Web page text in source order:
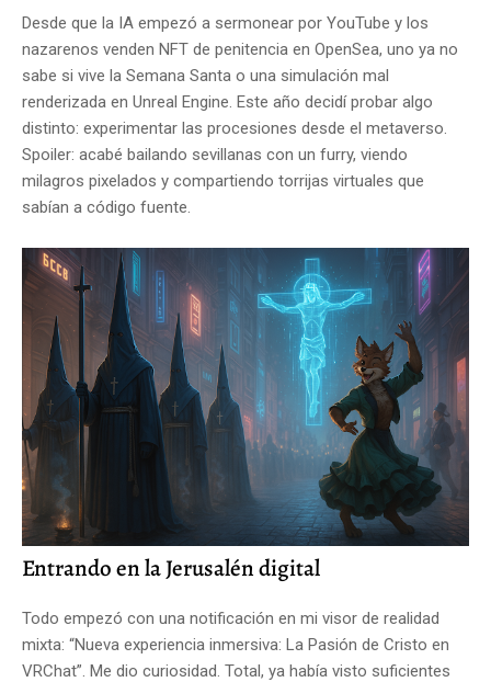
Desde que la IA empezó a sermonear por YouTube y los
nazarenos venden NFT de penitencia en OpenSea, uno ya no
sabe si vive la Semana Santa o una simulación mal
renderizada en Unreal Engine. Este año decidí probar algo
distinto: experimentar las procesiones desde el metaverso.
Spoiler: acabé bailando sevillanas con un furry, viendo
milagros pixelados y compartiendo torrijas virtuales que
sabían a código fuente.
Entrando en la Jerusalén digital
Todo empezó con una notificación en mi visor de realidad
mixta: “Nueva experiencia inmersiva: La Pasión de Cristo en
VRChat”. Me dio curiosidad. Total, ya había visto suficientes